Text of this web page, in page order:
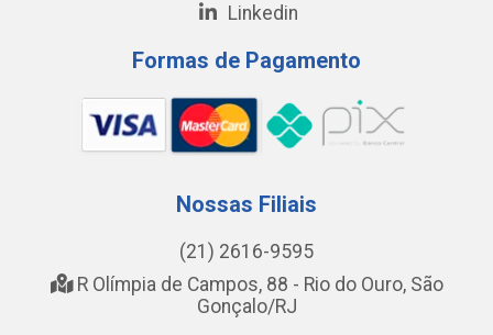
Linkedin
Formas de Pagamento
Nossas Filiais
(21) 2616-9595
R Olímpia de Campos, 88 - Rio do Ouro, São
Gonçalo/RJ